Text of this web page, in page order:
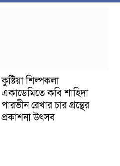
কুষ্টিয়া শিল্পকলা
একাডেমিতে কবি শাহিদা
পারভীন রেখার চার গ্রন্থের
প্রকাশনা উৎসব